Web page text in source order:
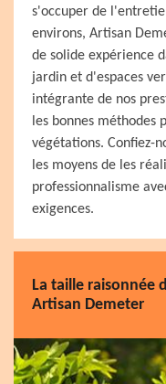
s'occuper de
environs, Artisan
de solide expérience
jardin et d'espaces
intégrante de nos
les bonnes
végétations. Confiez-
les moyens de les
professionnalisme
exigences.
La taille raisonnée
Artisan Demeter